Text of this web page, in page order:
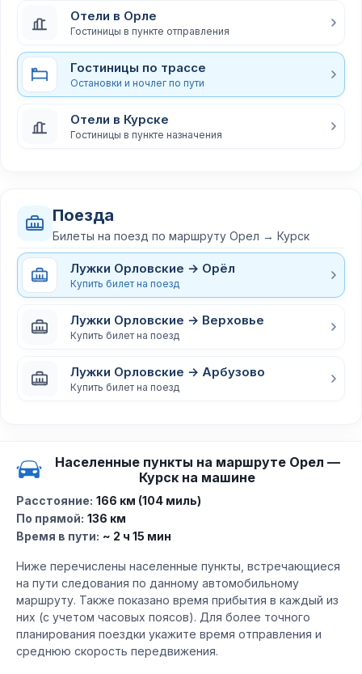
Отели в Орле
Гостиницы в пункте отправления
Гостиницы по трассе
Остановки и ночлег по пути
Отели в Курске
Гостиницы в пункте назначения
Поезда
Билеты на поезд по маршруту Орел → Курск
Лужки Орловские → Орёл
Купить билет на поезд
Лужки Орловские → Верховье
Купить билет на поезд
Лужки Орловские → Арбузово
Купить билет на поезд
Населенные пункты на маршруте Орел —
Курск на машине
Расстояние: 166 км (104 миль)
По прямой: 136 км
Время в пути: ~ 2 ч 15 мин
Ниже перечислены населенные пункты, встречающиеся
на пути следования по данному автомобильному
маршруту. Также показано время прибытия в каждый из
них (с учетом часовых поясов). Для более точного
планирования поездки укажите время отправления и
среднюю скорость передвижения.